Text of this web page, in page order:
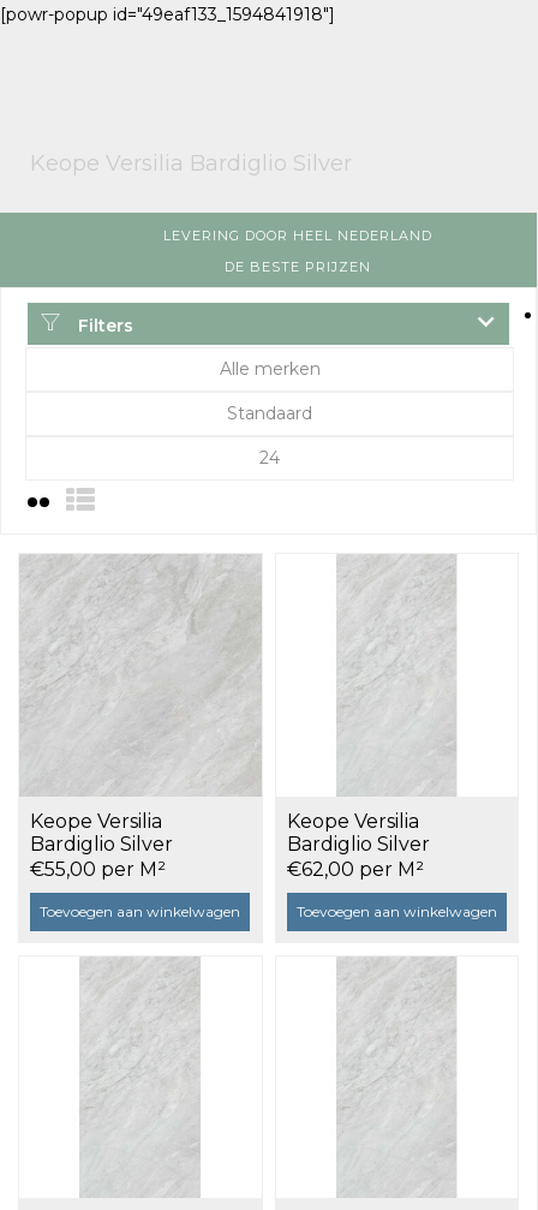
[powr-popup id="49eaf133_1594841918"]
Keope Versilia Bardiglio Silver
LEVERING DOOR HEEL NEDERLAND
DE BESTE PRIJZEN
Filters
Alle merken
Standaard
24
Keope Versilia
Bardiglio Silver
Ultrasilky 120x120 a
2,86 m²
€55,00 per M²
Toevoegen aan winkelwagen
Keope Versilia
Bardiglio Silver
Lappato 60x120 a 1,44
m²
€62,00 per M²
Toevoegen aan winkelwagen